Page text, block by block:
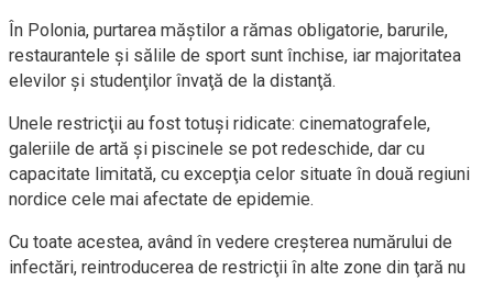
În Polonia, purtarea măştilor a rămas obligatorie, barurile,
restaurantele şi sălile de sport sunt închise, iar majoritatea
elevilor şi studenţilor învaţă de la distanţă.
Unele restricţii au fost totuşi ridicate: cinematografele,
galeriile de artă şi piscinele se pot redeschide, dar cu
capacitate limitată, cu excepţia celor situate în două regiuni
nordice cele mai afectate de epidemie.
Cu toate acestea, având în vedere creşterea numărului de
infectări, reintroducerea de restricţii în alte zone din ţară nu